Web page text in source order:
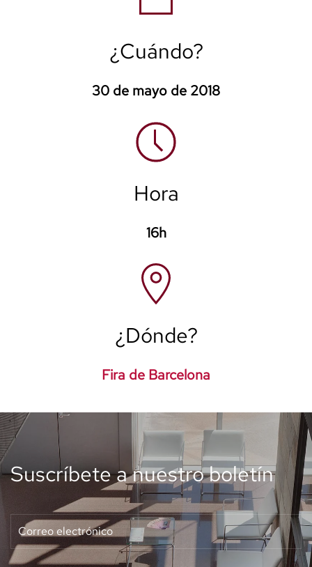
¿Cuándo?
30 de mayo de 2018
Hora
16h
¿Dónde?
Fira de Barcelona
Suscríbete a nuestro boletín